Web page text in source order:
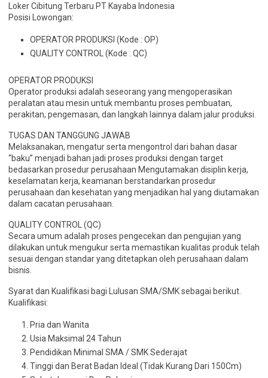
Loker Cibitung Terbaru PT Kayaba Indonesia
Posisi Lowongan:
OPERATOR PRODUKSI (Kode : OP)
QUALITY CONTROL (Kode : QC)
OPERATOR PRODUKSI
Operator produksi adalah seseorang yang mengoperasikan
peralatan atau mesin untuk membantu proses pembuatan,
perakitan, pengemasan, dan langkah lainnya dalam jalur produksi.
TUGAS DAN TANGGUNG JAWAB
Melaksanakan, mengatur serta mengontrol dari bahan dasar
“baku” menjadi bahan jadi proses produksi dengan target
bedasarkan prosedur perusahaan Mengutamakan disiplin kerja,
keselamatan kerja, keamanan berstandarkan prosedur
perusahaan dan kesehatan yang menjadikan hal yang diutamakan
dalam cacatan perusahaan.
QUALITY CONTROL (QC)
Secara umum adalah proses pengecekan dan pengujian yang
dilakukan untuk mengukur serta memastikan kualitas produk telah
sesuai dengan standar yang ditetapkan oleh perusahaan dalam
bisnis.
Syarat dan Kualifikasi bagi Lulusan SMA/SMK sebagai berikut.
Kualifikasi:
Pria dan Wanita
Usia Maksimal 24 Tahun
Pendidikan Minimal SMA / SMK Sederajat
Tinggi dan Berat Badan Ideal (Tidak Kurang Dari 150Cm)